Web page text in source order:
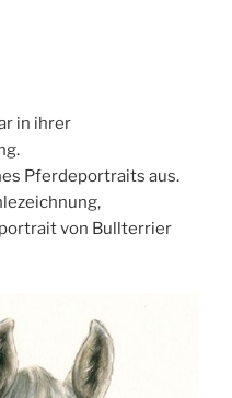
in ihrer
Pferdeportraits aus.
von Bullterrier